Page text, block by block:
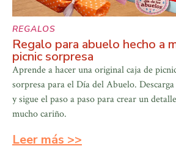
REGALOS
Regalo para abuelo hecho a
picnic sorpresa
Aprende a hacer una original caja de
sorpresa para el Día del Abuelo.
y sigue el paso a paso para crear un
mucho cariño.
Leer más >>